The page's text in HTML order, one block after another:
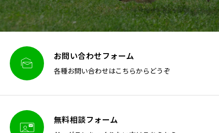
 お問い合わせフォーム
各種お問い合わせはこちらからどうぞ
 無料相談フォーム